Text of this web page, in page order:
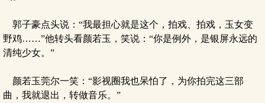
郭子豪点头说：“我最担心就是这个，拍戏、拍戏，玉女变
野鸡……”他转头看颜若玉，笑说：“你是例外，是银屏永远的
清纯少女。”
颜若玉莞尔一笑：“影视圈我也呆怕了，为你拍完这三部
曲，我就退出，转做音乐。”